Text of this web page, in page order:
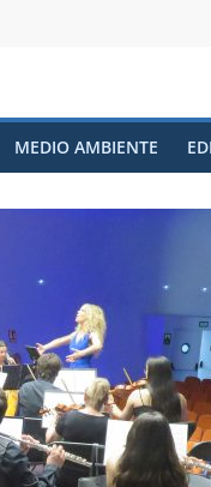
MEDIO AMBIENTE